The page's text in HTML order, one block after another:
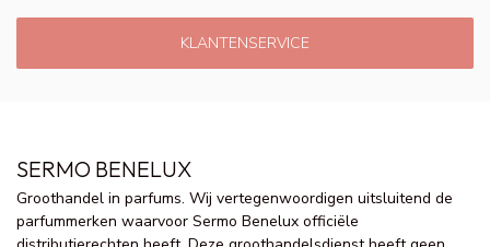
KLANTENSERVICE
SERMO BENELUX
Groothandel in parfums. Wij vertegenwoordigen uitsluitend de
parfummerken waarvoor Sermo Benelux officiële